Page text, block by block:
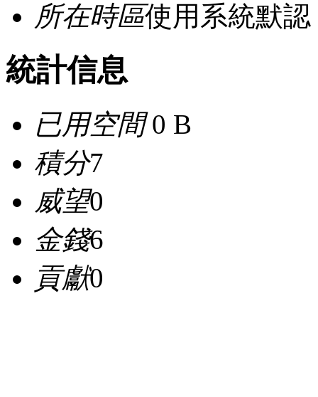
所在時區使用系統默認
統計信息
已用空間0 B
積分7
威望0
金錢6
貢獻0